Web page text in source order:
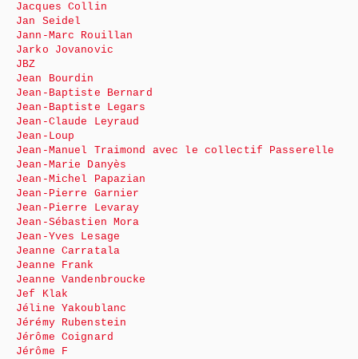
Jacques Collin
Jan Seidel
Jann-Marc Rouillan
Jarko Jovanovic
JBZ
Jean Bourdin
Jean-Baptiste Bernard
Jean-Baptiste Legars
Jean-Claude Leyraud
Jean-Loup
Jean-Manuel Traimond avec le collectif Passerelle
Jean-Marie Danyès
Jean-Michel Papazian
Jean-Pierre Garnier
Jean-Pierre Levaray
Jean-Sébastien Mora
Jean-Yves Lesage
Jeanne Carratala
Jeanne Frank
Jeanne Vandenbroucke
Jef Klak
Jéline Yakoublanc
Jérémy Rubenstein
Jérôme Coignard
Jérôme F